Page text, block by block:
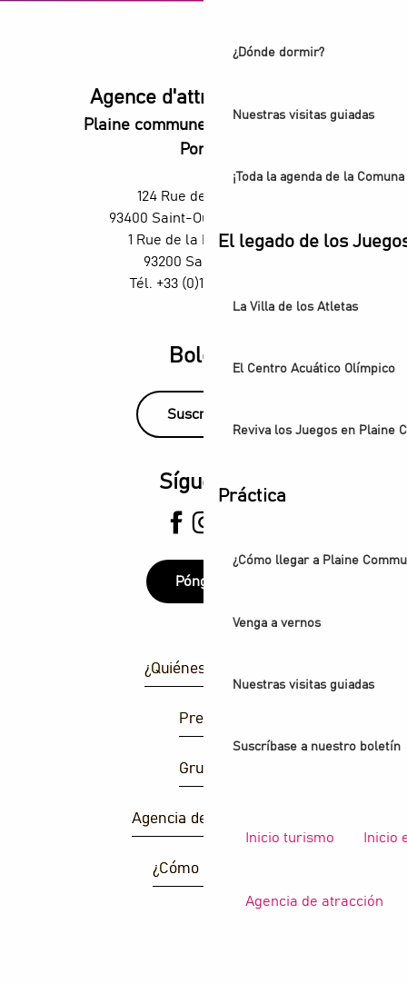
¿Dónde dormir?
Nuestras visitas guiadas
¡Toda la agenda de la
El legado de los
La Villa de los Atletas
El Centro Acuático Olímpico
Reviva los Juegos en Plaine
Práctica
¿Cómo llegar a Plaine
Venga a vernos
Nuestras visitas guiadas
Suscríbase a nuestro boletín
Inicio turismo Inicio
Agencia de atracción
Agence d'attractivité POP
Plaine commune vous Ouvre ses
Portes
124 Rue des Rosiers,
93400 Saint-Ouen-sur-Seine
1 Rue de la République,
93200 Saint-Denis
Tél. +33 (0)1 55 870 870
Boletín
Suscríbase
Síguenos
Póngase
¿Quiénes somos?
Prensa
Grupos
Agencia de atracción
¿Cómo llegar ?